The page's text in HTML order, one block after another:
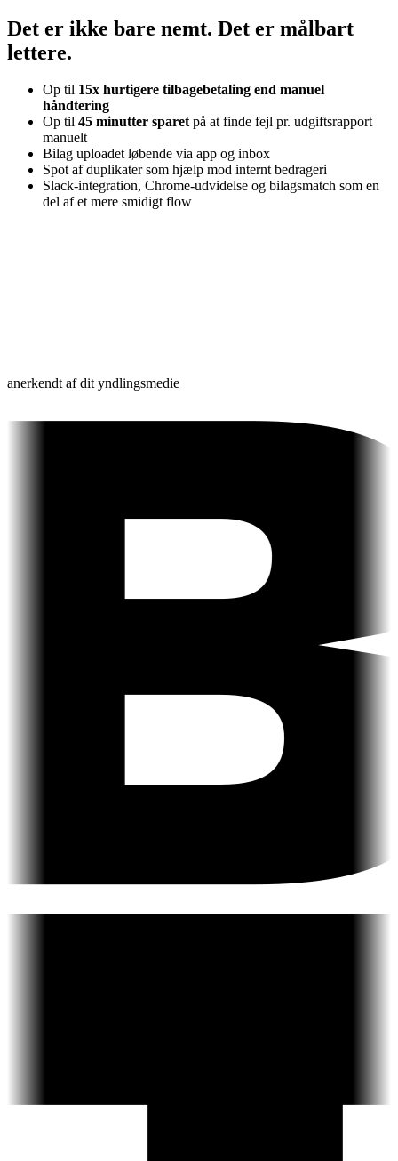
Det er ikke bare nemt. Det er målbart
lettere.
Op til 15x hurtigere tilbagebetaling end manuel
håndtering
Op til 45 minutter sparetpå at finde fejl pr. udgiftsrapport
manuelt
Bilag uploadet løbende via app og inbox
Spot af duplikater som hjælp mod internt bedrageri
Slack-integration, Chrome-udvidelse og bilagsmatch som en
del af et mere smidigt flow
anerkendt af dit yndlingsmedie